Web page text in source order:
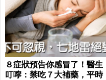
８症狀預告你感冒了！醫生
叮嚀：禁吃７大補藥，平時